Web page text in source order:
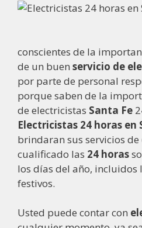
conscientes de la
de un buen servicio de
por parte de personal
porque saben de la
de electricistas Santa Fe
Electricistas 24 horas en
brindaran sus servicios de
cualificado las 24 horas
los días del año, incluidos
festivos.
Usted puede contar con